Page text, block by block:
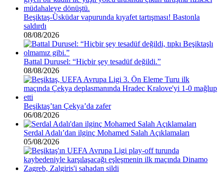
Beşiktaş-Üsküdar vapurunda kıyafet tartışması! Bastonla
saldırdı
08/08/2026
Battal Durusel: “Hiçbir şey tesadüf değildi.”
08/08/2026
Beşiktaş’tan Çekya’da zafer
06/08/2026
Serdal Adalı’dan ilginç Mohamed Salah Açıklamaları
05/08/2026